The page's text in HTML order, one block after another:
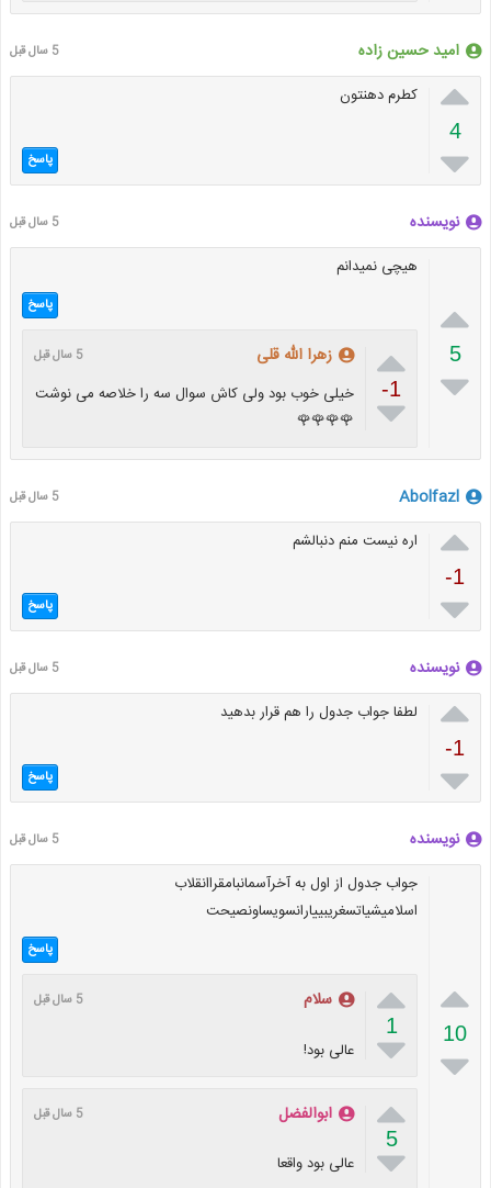
امید حسین زاده 5 سال قبل

4

کطرم دهنتون
پاسخ
نویسنده 5 سال قبل

5

هیچی نمیدانم
پاسخ

-1

زهرا الله قلی 5 سال قبل
خیلی خوب بود ولی کاش سوال سه را خلاصه می نوشت
🌹🌹🌹🌹
Abolfazl 5 سال قبل

-1

اره نیست منم دنبالشم
پاسخ
نویسنده 5 سال قبل

-1

لطفا جواب جدول را هم قرار بدهید
پاسخ
نویسنده 5 سال قبل

10

جواب جدول از اول به آخرآسمانبامقراانقلاب
اسلامیشیاتسغریبییارانسویساونصیحت
پاسخ

1

سلام 5 سال قبل
عالی بود!

5

ابوالفضل 5 سال قبل
عالی بود واقعا